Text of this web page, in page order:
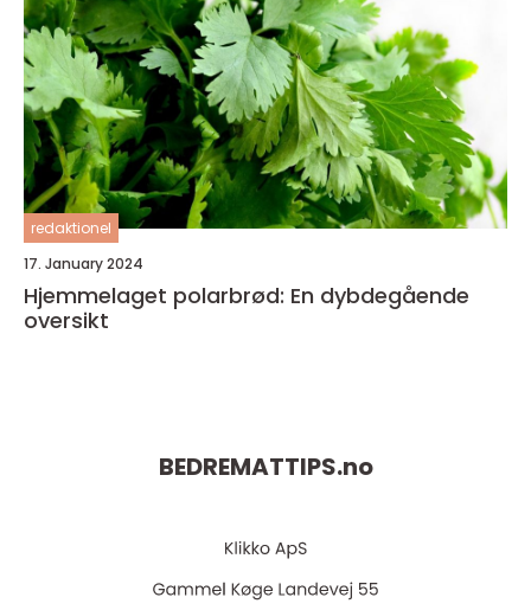
redaktionel
17. January 2024
Hjemmelaget polarbrød: En dybdegående
oversikt
BEDREMATTIPS.no